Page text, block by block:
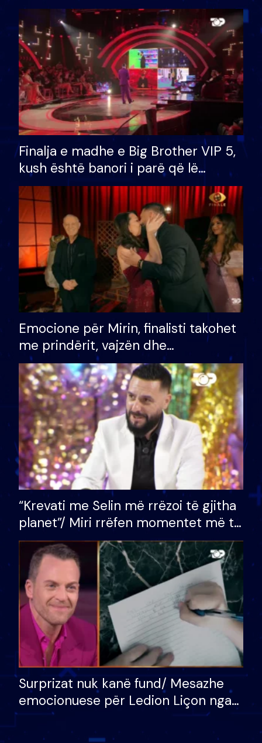
Finalja e madhe e Big Brother VIP 5,
kush është banori i parë që lë
shtëpinë dhe humb mundësinë për
të fituar çmimin e madh
Emocione për Mirin, finalisti takohet
me prindërit, vajzën dhe
bashkëshorten: S’kemi ndonjë letër
divorci apo jo?
“Krevati me Selin më rrëzoi të gjitha
planet”/ Miri rrëfen momentet më të
bukura në shtëpinë e BB VIP: Do më
mungojë zilja e mëngjesit kur…
Surprizat nuk kanë fund/ Mesazhe
emocionuese për Ledion Liçon nga
nëna dhe fëmijët e tij, moderatori
nuk i mban dot lotët: Nuk meritoj…